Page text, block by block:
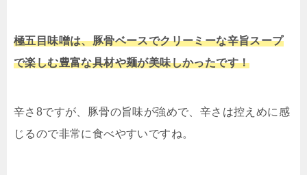
極五目味噌は、豚骨ベースでクリーミーな辛旨スープ
で楽しむ豊富な具材や麺が美味しかったです！
辛さ8ですが、豚骨の旨味が強めで、辛さは控えめに感
じるので非常に食べやすいですね。